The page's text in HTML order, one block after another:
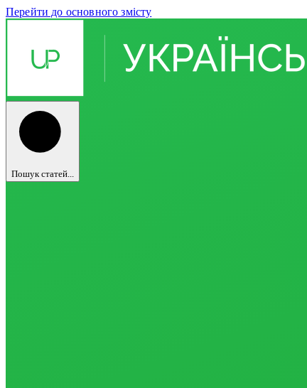
Перейти до основного змісту
Пошук статей...